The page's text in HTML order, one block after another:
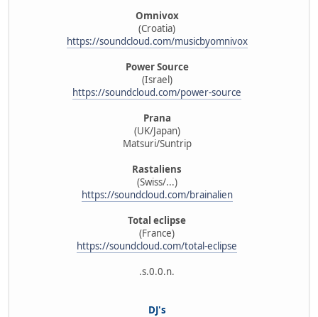
Omnivox
(Croatia)
https://soundcloud.com/musicbyomnivox
Power Source
(Israel)
https://soundcloud.com/power-source
Prana
(UK/Japan)
Matsuri/Suntrip
Rastaliens
(Swiss/...)
https://soundcloud.com/brainalien
Total eclipse
(France)
https://soundcloud.com/total-eclipse
.s.0.0.n.
DJ's